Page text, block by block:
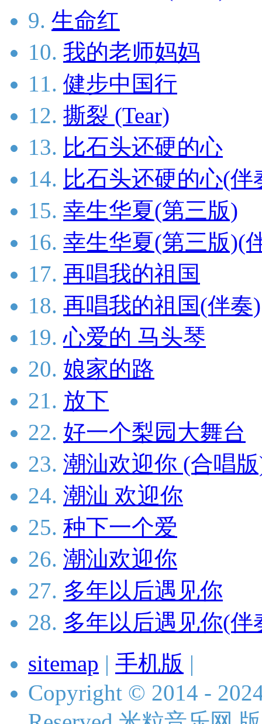
9. 生命红
10. 我的老师妈妈
11. 健步中国行
12. 撕裂 (Tear)
13. 比石头还硬的心
14. 比石头还硬的心(伴
15. 幸生华夏(第三版)
16. 幸生华夏(第三版)(
17. 再唱我的祖国
18. 再唱我的祖国(伴奏)
19. 心爱的 马头琴
20. 娘家的路
21. 放下
22. 好一个梨园大舞台
23. 潮汕欢迎你 (合唱
24. 潮汕 欢迎你
25. 种下一个爱
26. 潮汕欢迎你
27. 多年以后遇见你
28. 多年以后遇见你(伴
sitemap | 手机版 |
Copyright © 2014 -